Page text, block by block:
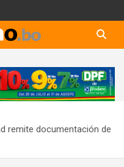
remite documentación de